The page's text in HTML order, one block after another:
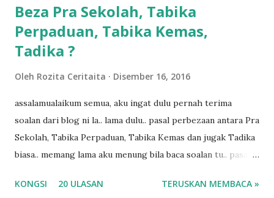
Beza Pra Sekolah, Tabika
Perpaduan, Tabika Kemas,
Tadika ?
Oleh Rozita Ceritaita Disember 16, 2016
assalamualaikum semua, aku ingat dulu pernah terima
soalan dari blog ni la.. lama dulu.. pasal perbezaan antara Pra
Sekolah, Tabika Perpaduan, Tabika Kemas dan jugak Tadika
biasa.. memang lama aku menung bila baca soalan tu.. pasal
ko.. masa tu aku baru je ada anak sorang dan aku hentam je
KONGSI 20 ULASAN TERUSKAN MEMBACA »